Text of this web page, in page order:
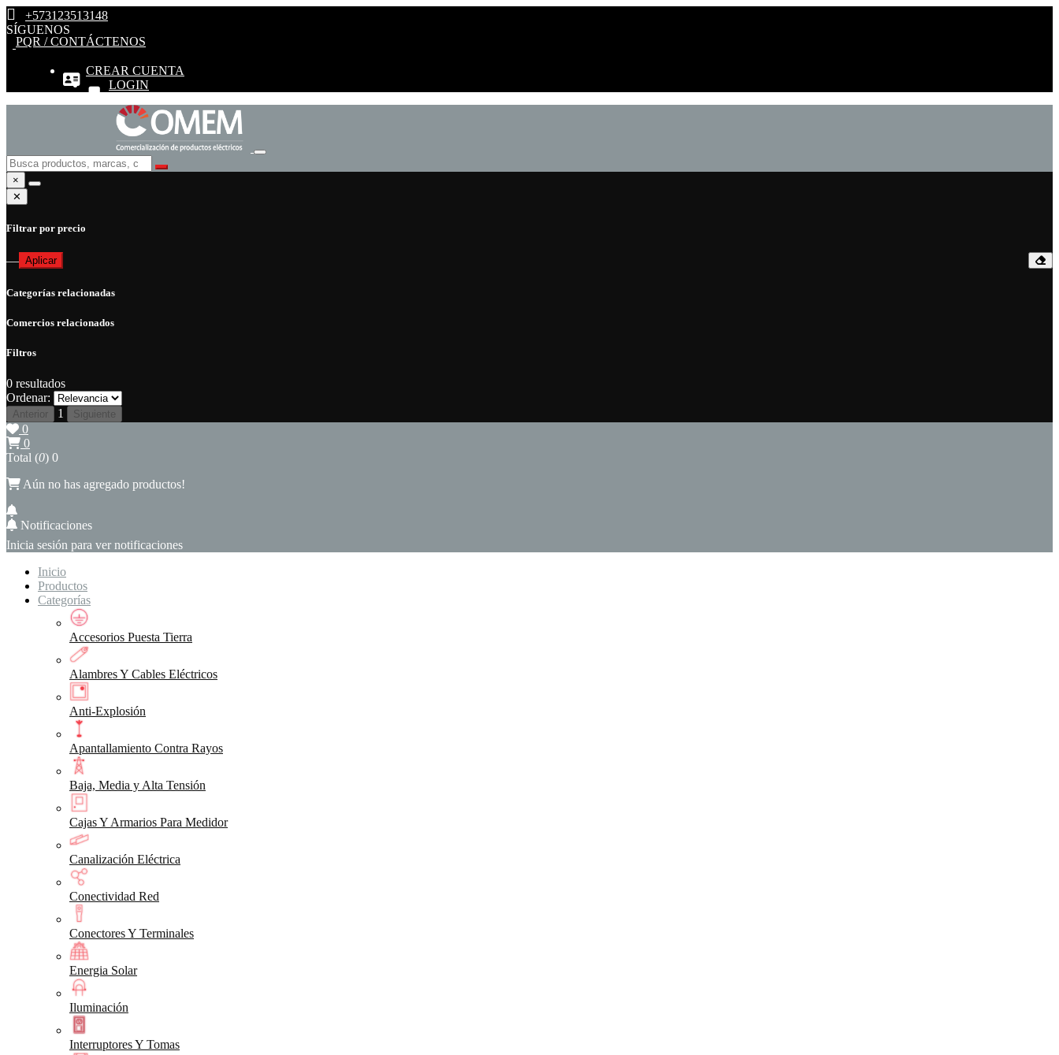
+573123513148
SÍGUENOS
PQR / CONTÁCTENOS
CREAR CUENTA
LOGIN
×
✕
Filtrar por precio
— Aplicar
Categorías relacionadas
Comercios relacionados
Filtros
0 resultados
Ordenar:
Anterior 1 Siguiente
0
0
Total (0) 0
Aún no has agregado productos!
Notificaciones
Inicia sesión para ver notificaciones
Inicio
Productos
Categorías
Accesorios Puesta Tierra
Alambres Y Cables Eléctricos
Anti-Explosión
Apantallamiento Contra Rayos
Baja, Media y Alta Tensión
Cajas Y Armarios Para Medidor
Canalización Eléctrica
Conectividad Red
Conectores Y Terminales
Energia Solar
Iluminación
Interruptores Y Tomas